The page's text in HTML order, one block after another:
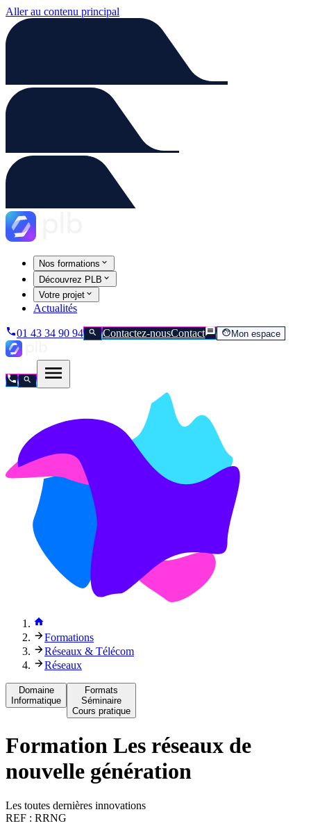
Aller au contenu principal
Nos formations
Découvrez PLB
Votre projet
Actualités
01 43 34 90 94 Contactez-nousContact Mon espace
Formations
Réseaux & Télécom
Réseaux
Domaine
Informatique
Formats
Séminaire
Cours pratique
Formation Les réseaux de
nouvelle génération
Les toutes dernières innovations
REF : RRNG